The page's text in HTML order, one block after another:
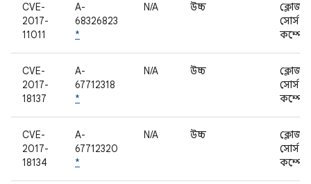
CVE-
2017-
11011
A-
68326823
*
N/A উচ্চ
ক্লোজড
সোর্স
CVE-
2017-
18137
A-
67712318
*
N/A উচ্চ
ক্লোজড
সোর্স
CVE-
2017-
18134
A-
67712320
*
N/A উচ্চ
ক্লোজড
সোর্স